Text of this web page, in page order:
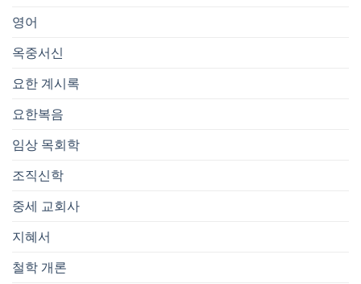
영어
옥중서신
요한 계시록
요한복음
임상 목회학
조직신학
중세 교회사
지혜서
철학 개론